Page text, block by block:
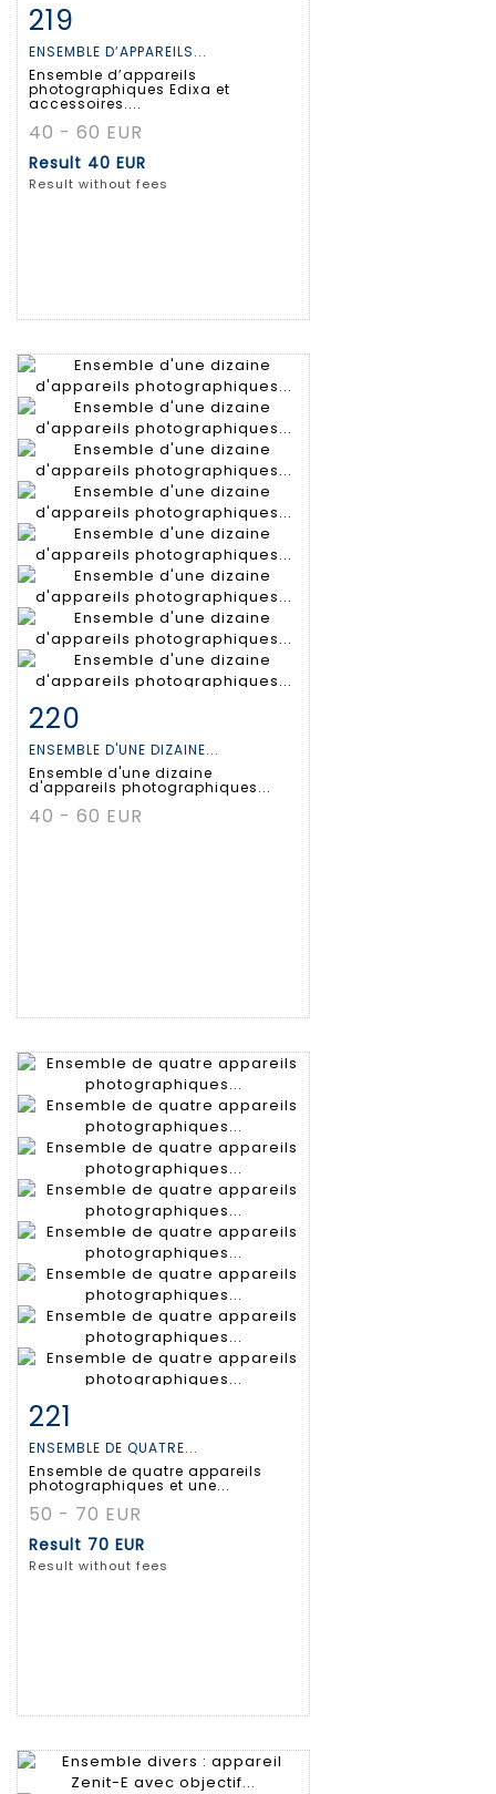
Item detail
219
ENSEMBLE D’APPAREILS...
Ensemble d’appareils
photographiques Edixa et
accessoires....
40 - 60 EUR
Result 40 EUR
Result without fees
Item detail
220
ENSEMBLE D'UNE DIZAINE...
Ensemble d'une dizaine
d'appareils photographiques...
40 - 60 EUR
Item detail
221
ENSEMBLE DE QUATRE...
Ensemble de quatre appareils
photographiques et une...
50 - 70 EUR
Result 70 EUR
Result without fees